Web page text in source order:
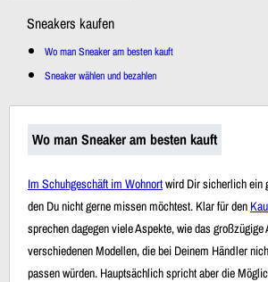
Dein Warenkorb ist
Sneakers kaufen
Wo man Sneaker am besten kauft
Sneaker wählen und bezahlen
Wo man Sneaker am besten kauft
Im Schuhgeschäft im Wohnortwird Dir sicherlich ein
den Du nicht gerne missen möchtest. Klar für den
sprechen dagegen viele Aspekte, wie das großzügige
verschiedenen Modellen, die bei Deinem Händler
passen würden. Hauptsächlich spricht aber die